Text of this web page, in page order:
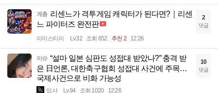
계층 리센느가 격투게임 캐릭터가 된다면?｜리센
느 파이터즈 완전판
아이스티이 Lv.32 조회 652 추천 2 12:26
2
댓글
이슈 “설마 일본 심판도 성접대 받았나?” 충격 받
은 日언론, 대한축구협회 성접대 사건에 주목…
국제사건으로 비화 가능성
입사 Lv.94 조회 1020 12:26
10
댓글